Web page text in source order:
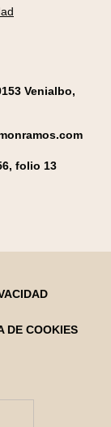
Venialbo,
folio 13
DE COOKIES